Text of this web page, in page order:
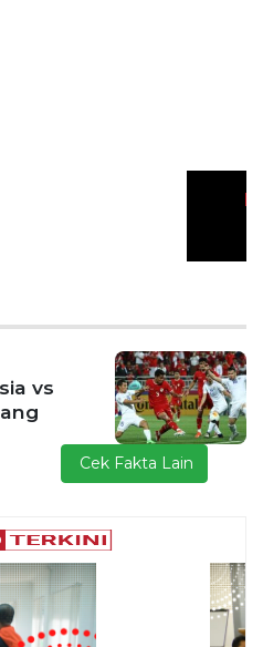
Poltek Imipas
Taruna
PN Sleman Perkuat
Kerja Sosial
(Bapas) Kelas I